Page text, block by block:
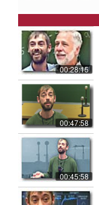
00:28:15
00:47:58
00:45:58